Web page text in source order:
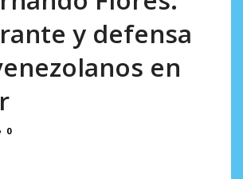
y defensa
en
0